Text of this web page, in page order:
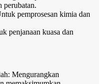
perubatan.
pemprosesan kimia dan
penjanaan kuasa dan
Mengurangkan